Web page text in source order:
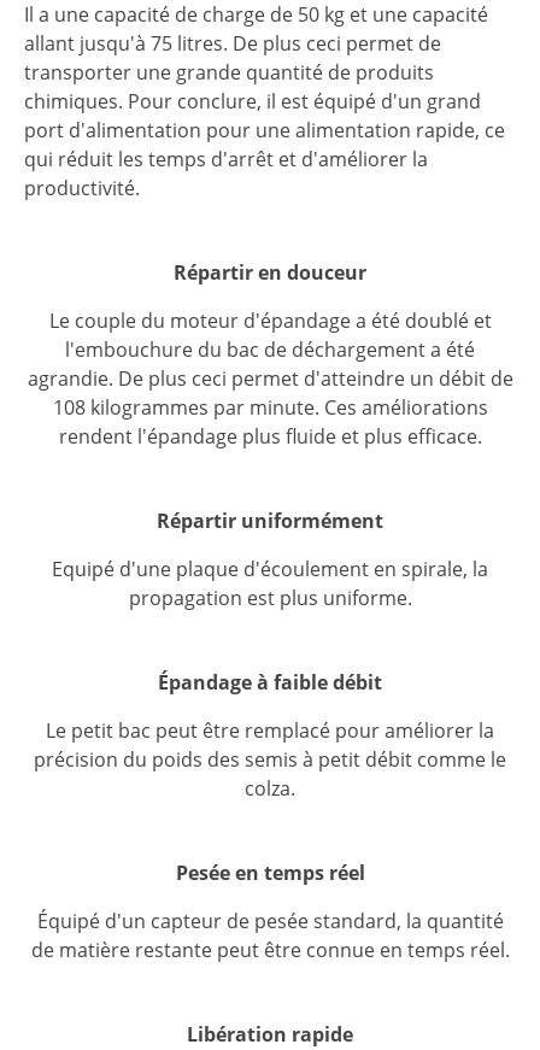
Il a une capacité de charge de 50 kg et une capacité
allant jusqu'à 75 litres. De plus ceci permet de
transporter une grande quantité de produits
chimiques. Pour conclure, il est équipé d'un grand
port d'alimentation pour une alimentation rapide, ce
qui réduit les temps d'arrêt et d'améliorer la
productivité.
Répartir en douceur
Le couple du moteur d'épandage a été doublé et
l'embouchure du bac de déchargement a été
agrandie. De plus ceci permet d'atteindre un débit de
108 kilogrammes par minute. Ces améliorations
rendent l'épandage plus fluide et plus efficace.
Répartir uniformément
Equipé d'une plaque d'écoulement en spirale, la
propagation est plus uniforme.
Épandage à faible débit
Le petit bac peut être remplacé pour améliorer la
précision du poids des semis à petit débit comme le
colza.
Pesée en temps réel
Équipé d'un capteur de pesée standard, la quantité
de matière restante peut être connue en temps réel.
Libération rapide